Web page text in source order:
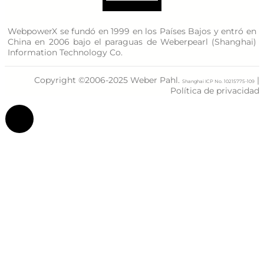
WebpowerX se fundó en 1999 en los Países Bajos y entró en
China en 2006 bajo el paraguas de Weberpearl (Shanghai)
Information Technology Co.
Copyright ©2006-2025 Weber Pahl. Shanghai ICP No. 10215775-109 |
Política de privacidad